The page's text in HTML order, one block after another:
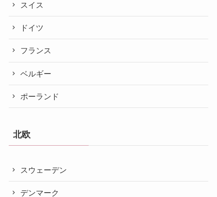
スイス
ドイツ
フランス
ベルギー
ポーランド
北欧
スウェーデン
デンマーク